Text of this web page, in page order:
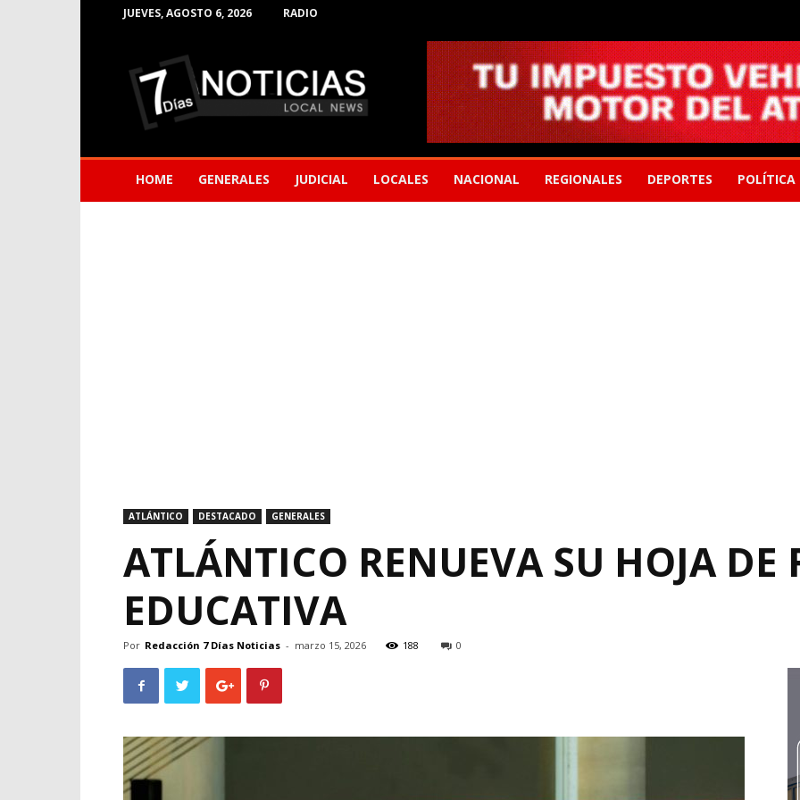
JUEVES, AGOSTO 6, 2026 RADIO
Noticias
de
Barranquilla
HOME GENERALES JUDICIAL LOCALES NACIONAL REGIONALES DEPORTES POLÍTICA
ATLÁNTICO DESTACADO GENERALES
ATLÁNTICO RENUEVA SU HOJA DE
EDUCATIVA
Por Redacción 7 Días Noticias - marzo 15, 2026 188 0